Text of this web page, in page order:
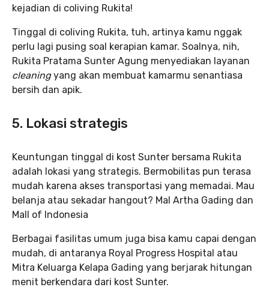
kejadian di coliving Rukita!
Tinggal di coliving Rukita, tuh, artinya kamu nggak
perlu lagi pusing soal kerapian kamar. Soalnya, nih,
Rukita Pratama Sunter Agung menyediakan layanan
cleaningyang akan membuat kamarmu senantiasa
bersih dan apik.
5. Lokasi strategis
Keuntungan tinggal di kost Sunter bersama Rukita
adalah lokasi yang strategis. Bermobilitas pun terasa
mudah karena akses transportasi yang memadai. Mau
belanja atau sekadar hangout? Mal Artha Gading dan
Mall of Indonesia
Berbagai fasilitas umum juga bisa kamu capai dengan
mudah, di antaranya Royal Progress Hospital atau
Mitra Keluarga Kelapa Gading yang berjarak hitungan
menit berkendara dari kost Sunter.